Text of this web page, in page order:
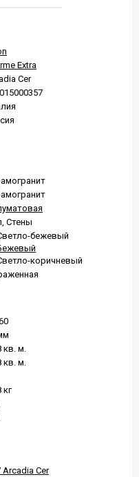
Extra
Cer
Стены
бежевый
коричневый
кв. м.
кв. м.
кг
Arcadia Cer